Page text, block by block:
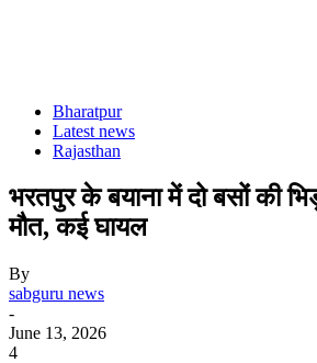
Bharatpur
Latest news
Rajasthan
भरतपुर के बयाना में दो बसों की
मौत, कई घायल
By
sabguru news
-
June 13, 2026
4